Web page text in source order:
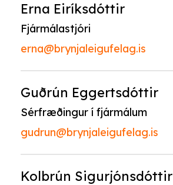
Erna Eiríksdóttir
Fjármálastjóri
erna@brynjaleigufelag.is
Guðrún Eggertsdóttir
Sérfræðingur í fjármálum
gudrun@brynjaleigufelag.is
Kolbrún Sigurjónsdóttir